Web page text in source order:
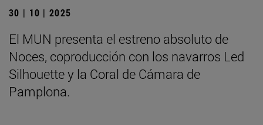
30 | 10 | 2025
El MUN presenta el estreno absoluto de
Noces, coproducción con los navarros Led
Silhouette y la Coral de Cámara de
Pamplona.